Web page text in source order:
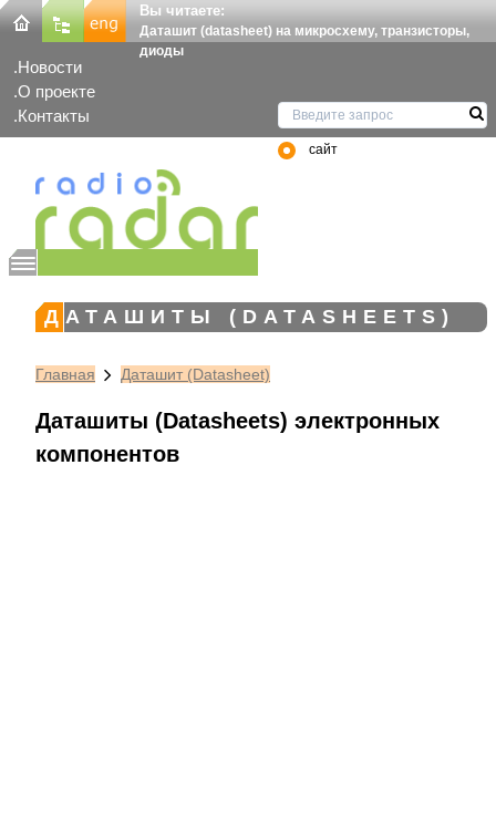
Вы читаете:
Даташит (datasheet) на микросхему, транзисторы,
диоды
Новости
О проекте
Контакты
сайт
ДАТАШИТЫ (DATASHEETS)
Главная Даташит (Datasheet)
Даташиты (Datasheets) электронных
компонентов